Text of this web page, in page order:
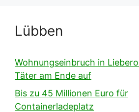
Lübben
Wohnungseinbruch in
Täter am Ende auf
Bis zu 45 Millionen Euro für
Containerladeplatz